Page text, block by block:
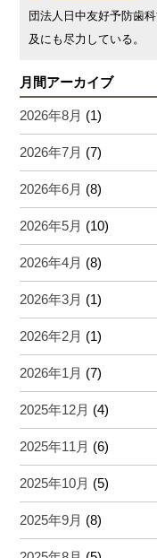
団法人日中友好予防歯
及にも尽力している。
月間アーカイブ
2026年8月 (1)
2026年7月 (7)
2026年6月 (8)
2026年5月 (10)
2026年4月 (8)
2026年3月 (1)
2026年2月 (1)
2026年1月 (7)
2025年12月 (4)
2025年11月 (6)
2025年10月 (5)
2025年9月 (8)